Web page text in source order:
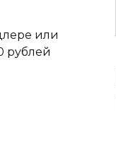
или
рублей